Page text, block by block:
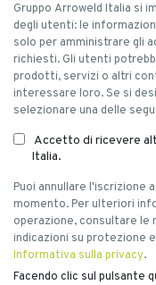
Gruppo Arroweld Italia si
degli utenti: le
solo per amministrare gli
richiesti. Gli utenti
prodotti, servizi o altri
interessare loro. Se si
selezionare una delle
Accetto di ricevere
Italia.
Puoi annullare l'iscrizione
momento. Per ulteriori
operazione, consultare le
indicazioni su protezione
Informativa sulla privacy.
Facendo clic sul pulsante